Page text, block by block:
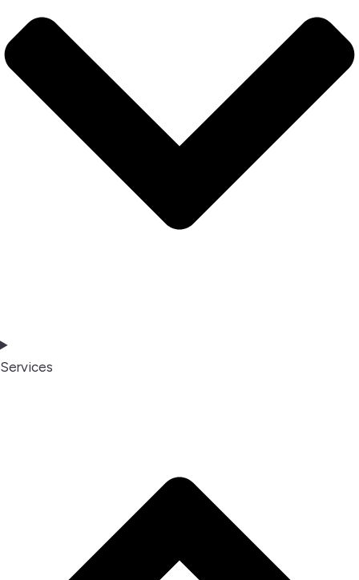
Services